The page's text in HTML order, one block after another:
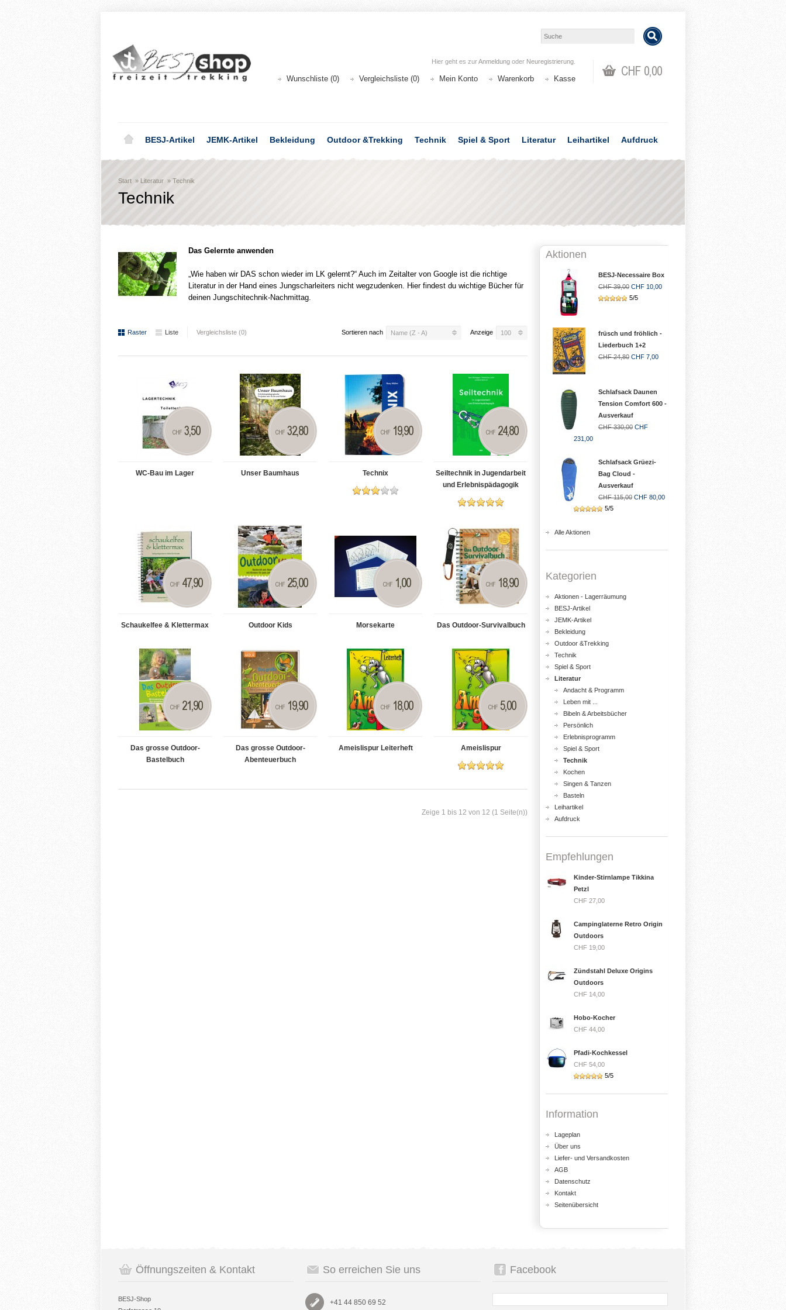
CHF 0,00
Hier geht es zurAnmeldung oder Neuregistrierung
Wunschliste (0) Vergleichsliste (0) Mein Konto Warenkorb Kasse
BESJ-Artikel JEMK-Artikel Bekleidung Outdoor &Trekking Technik Spiel & Sport Literatur Leihartikel Aufdruck
Start » Literatur » Technik
Technik
Das Gelernte anwenden
„Wie haben wir DAS schon wieder im LK gelernt?“ Auch im Zeitalter von Google ist die richtige
Literatur in der Hand eines Jungscharleiters nicht wegzudenken. Hier findest du wichtige Bücher für
deinen Jungschitechnik-Nachmittag.
Sortieren nach Name (Z - A) Anzeige 100
Raster Liste Vergleichsliste (0)
WC-Bau im Lager
CHF 3,50
Unser Baumhaus
CHF 32,80
Technix
CHF 19,90
Seiltechnik in Jugendarbeit
und Erlebnispädagogik
CHF 24,80
Schaukelfee & Klettermax
CHF 47,90
Outdoor Kids
CHF 25,00
Morsekarte
CHF 1,00
Das Outdoor-Survivalbuch
CHF 18,90
Das grosse Outdoor-
Bastelbuch
CHF 21,90
Das grosse Outdoor-
Abenteuerbuch
CHF 19,90
Ameislispur Leiterheft
CHF 18,00
Ameislispur
CHF 5,00
Zeige 1 bis 12 von 12 (1 Seite(n))
Aktionen
BESJ-Necessaire Box
CHF 39,00 CHF 10,00
5/5
früsch und fröhlich -
Liederbuch 1+2
CHF 24,80 CHF 7,00
Schlafsack Daunen
Tension Comfort 600 -
Ausverkauf
CHF 330,00 CHF
231,00
Schlafsack Grüezi-
Bag Cloud -
Ausverkauf
CHF 115,00 CHF 80,00
5/5
Alle Aktionen
Kategorien
Aktionen - Lagerräumung
BESJ-Artikel
JEMK-Artikel
Bekleidung
Outdoor &Trekking
Technik
Spiel & Sport
Literatur
Andacht & Programm
Leben mit ...
Bibeln & Arbeitsbücher
Persönlich
Erlebnisprogramm
Spiel & Sport
Technik
Kochen
Singen & Tanzen
Basteln
Leihartikel
Aufdruck
Empfehlungen
Kinder-Stirnlampe Tikkina
Petzl
CHF 27,00
Campinglaterne Retro Origin
Outdoors
CHF 19,00
Zündstahl Deluxe Origins
Outdoors
CHF 14,00
Hobo-Kocher
CHF 44,00
Pfadi-Kochkessel
CHF 54,00
5/5
Information
Lageplan
Über uns
Liefer- und Versandkosten
AGB
Datenschutz
Kontakt
Seitenübersicht
Öffnungszeiten & Kontakt
BESJ-Shop
So erreichen Sie uns
+41 44 850 69 52
Facebook